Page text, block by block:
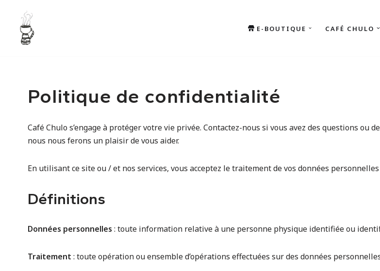
Aller
E-BOUTIQUE CAFÉ CHULO
Politique de confidentialité
Café Chulo s’engage à protéger votre vie privée. Contactez-nous si vous avez des questions ou
nous nous ferons un plaisir de vous aider.
En utilisant ce site ou / et nos services, vous acceptez le traitement de vos données
Définitions
Données personnelles : toute information relative à une personne physique identifiée ou
Traitement : toute opération ou ensemble d’opérations effectuées sur des données